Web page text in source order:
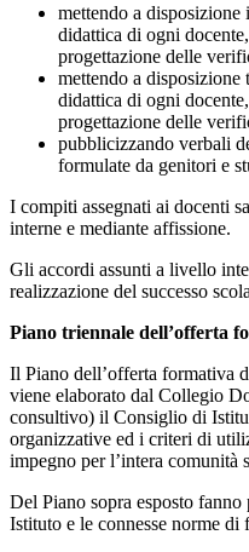
mettendo a disposizione
didattica di ogni
progettazione delle
mettendo a
didattica di ogni
progettazione delle
pubblicizzando verbali
formulate da genitori e
I compiti assegnati ai docenti
interne e mediante affissione.
Gli accordi assunti a livello
realizzazione del successo
Piano triennale dell’offerta
Il Piano dell’offerta formativa
viene elaborato dal Collegio
consultivo) il Consiglio di
organizzative ed i criteri di
impegno per l’intera comunità
Del Piano sopra esposto
Istituto e le connesse norme